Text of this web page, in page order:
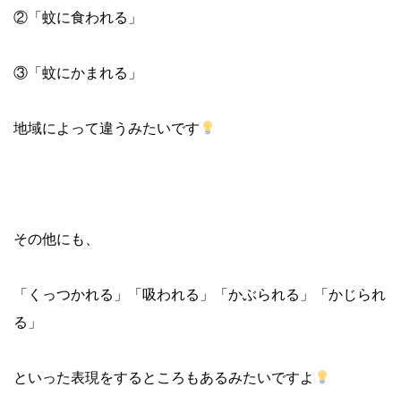
②「蚊に食われる」
③「蚊にかまれる」
地域によって違うみたいです
その他にも、
「くっつかれる」「吸われる」「かぶられる」「かじられ
る」
といった表現をするところもあるみたいですよ